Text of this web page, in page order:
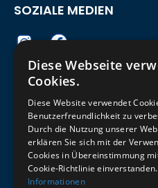
ZUM NEWSLETTER
SOZIALE MEDIEN
German
Diese Webseite
Cookies.
Diese Website verwendet
Benutzerfreundlichkeit zu
Durch die Nutzung unserer
erklären Sie sich mit der
Cookies in Übereinstimmung
Cookie-Richtlinie einverstanden.
Informationen